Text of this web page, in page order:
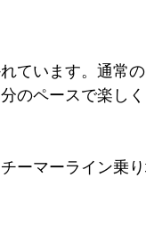
ています。通常
のペースで楽し
ーマーライン乗